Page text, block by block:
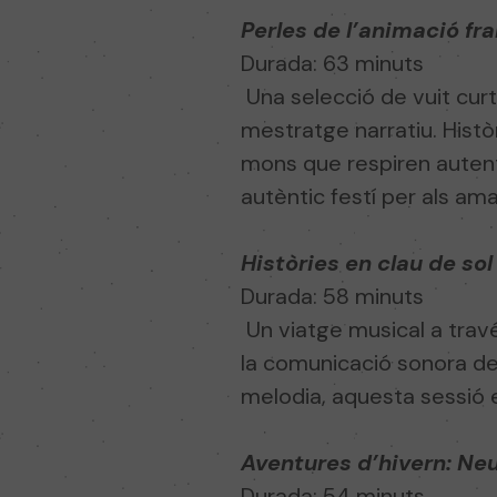
Perles de l’animació
Durada: 63 minuts
Una selecció de vuit
mestratge narratiu.
mons que respiren
autèntic festí per als
Històries en clau de sol
Durada: 58 minuts
Un viatge musical a
la comunicació sonora de
melodia, aquesta sessió
Aventures d’hivern: